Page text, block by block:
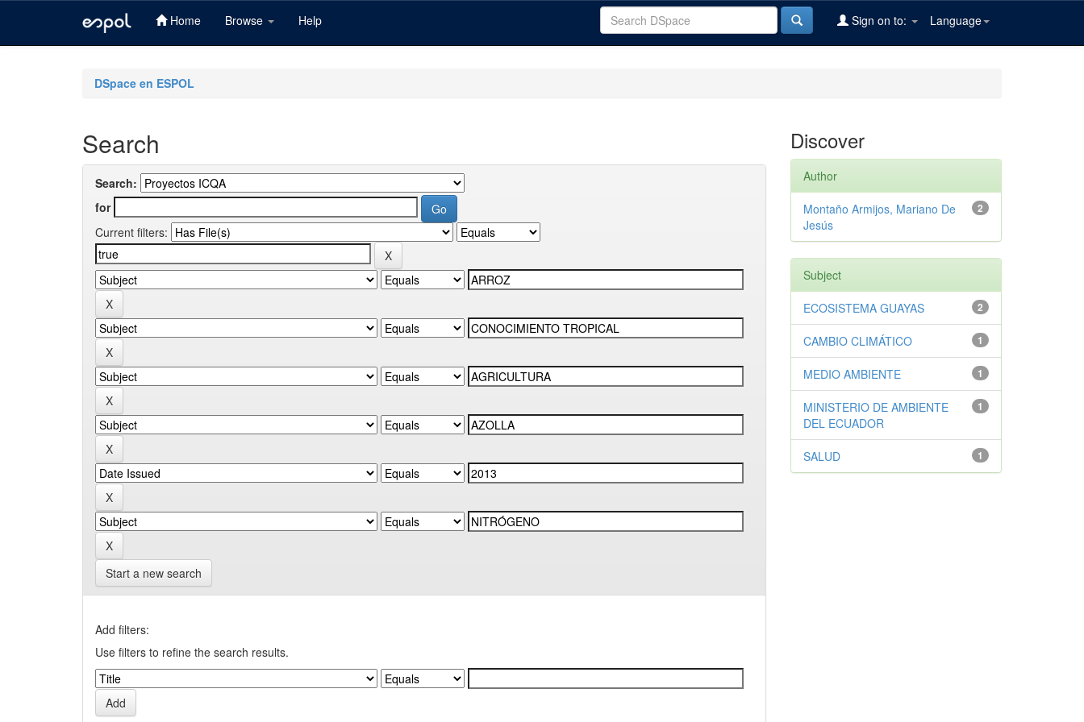
Home Browse Help Language
Sign on to:
DSpace en ESPOL
Search
Search:
for
Current filters:
Start a new search
Add filters:
Use filters to refine the search results.
Discover
Author
2
Montaño Armijos, Mariano De
Jesús
Subject
2
ECOSISTEMA GUAYAS
1
CAMBIO CLIMÁTICO
1
MEDIO AMBIENTE
1
MINISTERIO DE AMBIENTE
DEL ECUADOR
1
SALUD